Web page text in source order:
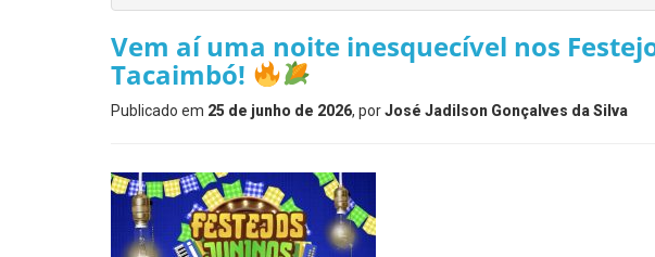
Vem aí uma noite inesquecível nos
Tacaimbó!
Publicado em 25 de junho de 2026, porJosé Jadilson Gonçalves da Silva